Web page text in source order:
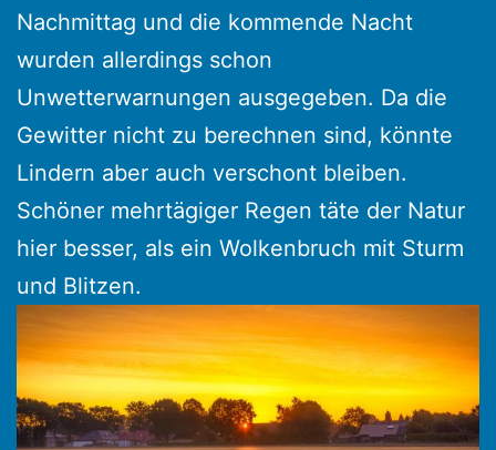
Nachmittag und die kommende Nacht
wurden allerdings schon
Unwetterwarnungen ausgegeben. Da die
Gewitter nicht zu berechnen sind, könnte
Lindern aber auch verschont bleiben.
Schöner mehrtägiger Regen täte der Natur
hier besser, als ein Wolkenbruch mit Sturm
und Blitzen.